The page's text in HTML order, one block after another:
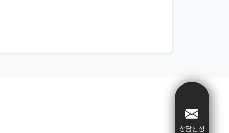
상담신청
상담신청